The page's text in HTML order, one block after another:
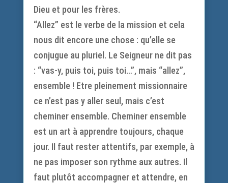
Dieu et pour les frères.
“Allez” est le verbe de la mission et cela
nous dit encore une chose : qu’elle se
conjugue au pluriel. Le Seigneur ne dit pas
: “vas-y, puis toi, puis toi…”, mais “allez”,
ensemble ! Etre pleinement missionnaire
ce n’est pas y aller seul, mais c’est
cheminer ensemble. Cheminer ensemble
est un art à apprendre toujours, chaque
jour. Il faut rester attentifs, par exemple, à
ne pas imposer son rythme aux autres. Il
faut plutôt accompagner et attendre, en